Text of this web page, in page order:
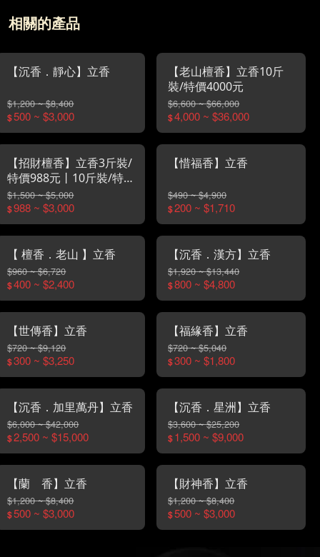
相關的產品
【沉香．靜心】立香
$1,200 ~ $8,400
$500 ~ $3,000
【老山檀香】立香10斤
裝/特價4000元
$6,600 ~ $66,000
$4,000 ~ $36,000
【招財檀香】立香3斤裝/
特價988元丨10斤裝/特
價3000元
$1,500 ~ $5,000
$988 ~ $3,000
【惜福香】立香
$490 ~ $4,900
$200 ~ $1,710
【 檀香．老山 】立香
$960 ~ $6,720
$400 ~ $2,400
【沉香．漢方】立香
$1,920 ~ $13,440
$800 ~ $4,800
【世傳香】立香
$720 ~ $9,120
$300 ~ $3,250
【福緣香】立香
$720 ~ $5,040
$300 ~ $1,800
【沉香．加里萬丹】立香
$6,000 ~ $42,000
$2,500 ~ $15,000
【沉香．星洲】立香
$3,600 ~ $25,200
$1,500 ~ $9,000
【蘭 香】立香
$1,200 ~ $8,400
$500 ~ $3,000
【財神香】立香
$1,200 ~ $8,400
$500 ~ $3,000